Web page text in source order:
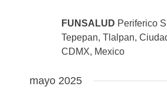
FUNSALUD Periferico
Tepepan, Tlalpan,
CDMX, Mexico
mayo 2025